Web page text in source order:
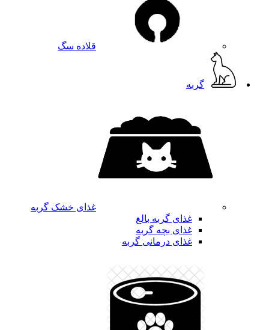
قلاده سگ
گربه
غذای خشک گربه
غذای گربه بالغ
غذای بچه گربه
غذای درمانی گربه